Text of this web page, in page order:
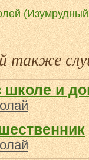
(Изумрудный
также
школе и